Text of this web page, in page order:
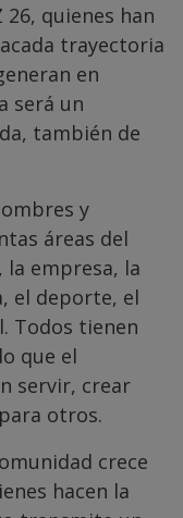
26, quienes han
trayectoria
en
será un
también de
y
áreas del
empresa, la
el deporte, el
Todos tienen
que el
servir, crear
otros.
crece
hacen la